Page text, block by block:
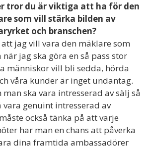
tror du är viktiga att ha för den
som vill stärka bilden av
och branschen?
jag vill vara den mäklare som
jag ska göra en så pass stor
människor vill bli sedda, hörda
våra kunder är inget undantag.
ska vara intresserad av sälj så
vara genuint intresserad av
också tänka på att varje
har man en chans att påverka
dina framtida ambassadörer